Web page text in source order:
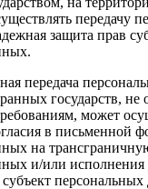
передачу
защита прав
передача
государств,
может
в письменной
на
и/или исполнения
субъект